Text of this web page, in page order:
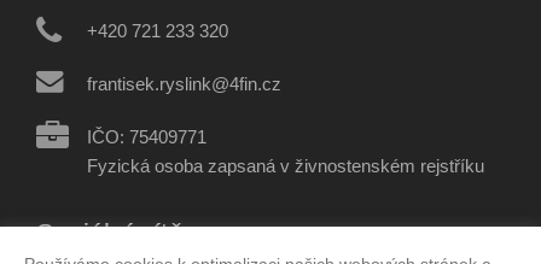
+420 721 233 320
frantisek.ryslink@4fin.cz
IČO: 75409771
Fyzická osoba zapsaná v živnostenském rejstříku
Sociální sítě